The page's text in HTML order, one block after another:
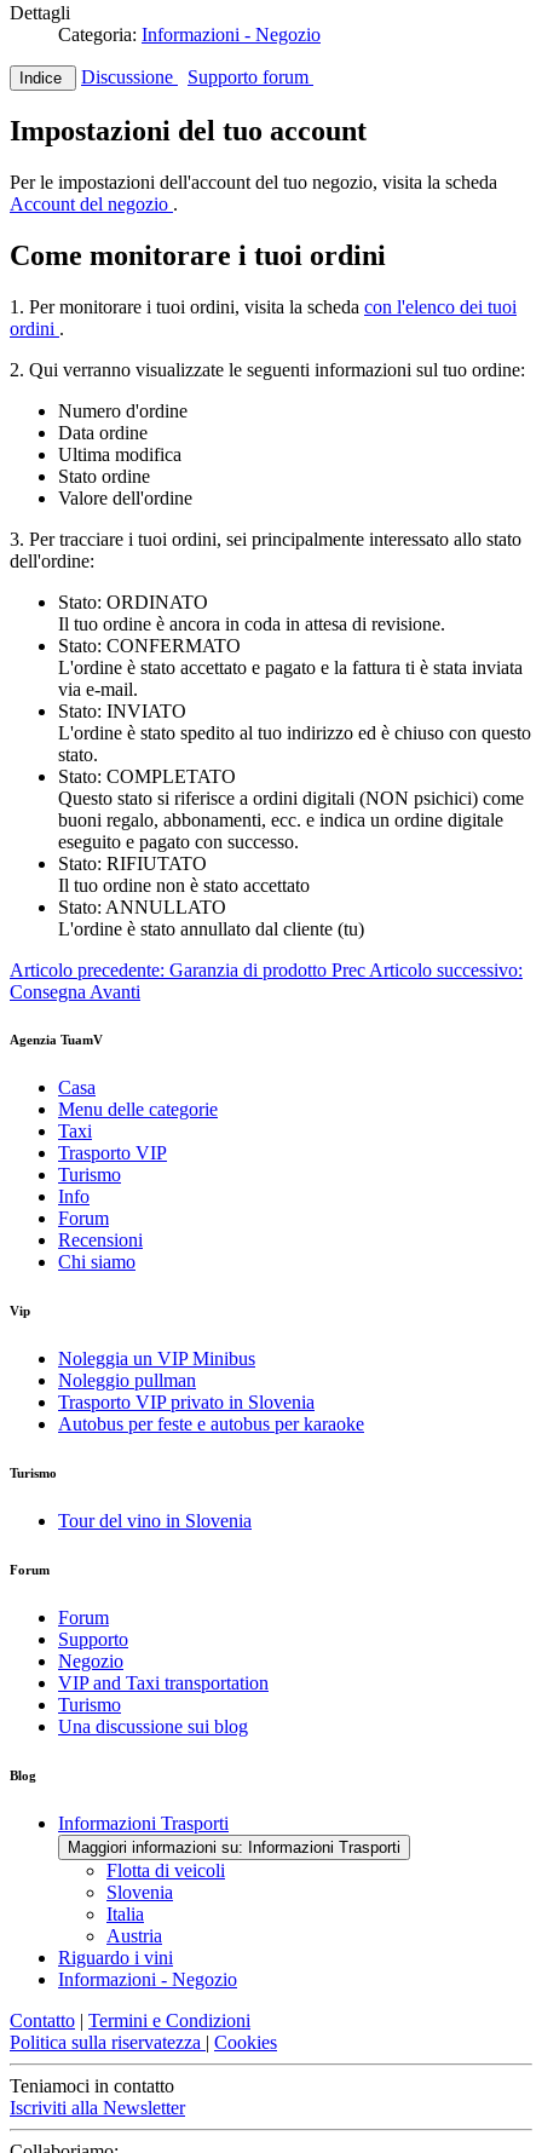
Dettagli
Categoria: Informazioni - Negozio
Indice Discussione Supporto forum
Impostazioni del tuo account
Per le impostazioni dell'account del tuo negozio, visita la scheda
Account del negozio .
Come monitorare i tuoi ordini
1. Per monitorare i tuoi ordini, visita la scheda con l'elenco dei tuoi
ordini .
2. Qui verranno visualizzate le seguenti informazioni sul tuo ordine:
Numero d'ordine
Data ordine
Ultima modifica
Stato ordine
Valore dell'ordine
3. Per tracciare i tuoi ordini, sei principalmente interessato allo stato
dell'ordine:
Stato: ORDINATO
Il tuo ordine è ancora in coda in attesa di revisione.
Stato: CONFERMATO
L'ordine è stato accettato e pagato e la fattura ti è stata inviata
via e-mail.
Stato: INVIATO
L'ordine è stato spedito al tuo indirizzo ed è chiuso con questo
stato.
Stato: COMPLETATO
Questo stato si riferisce a ordini digitali (NON psichici) come
buoni regalo, abbonamenti, ecc. e indica un ordine digitale
eseguito e pagato con successo.
Stato: RIFIUTATO
Il tuo ordine non è stato accettato
Stato: ANNULLATO
L'ordine è stato annullato dal cliente (tu)
Articolo precedente: Garanzia di prodotto Prec Articolo successivo:
Consegna Avanti
Agenzia TuamV
Casa
Menu delle categorie
Taxi
Trasporto VIP
Turismo
Info
Forum
Recensioni
Chi siamo
Vip
Noleggia un VIP Minibus
Noleggio pullman
Trasporto VIP privato in Slovenia
Autobus per feste e autobus per karaoke
Turismo
Tour del vino in Slovenia
Forum
Forum
Supporto
Negozio
VIP and Taxi transportation
Turismo
Una discussione sui blog
Blog
Informazioni Trasporti
Maggiori informazioni su: Informazioni Trasporti
Flotta di veicoli
Slovenia
Italia
Austria
Riguardo i vini
Informazioni - Negozio
Contatto | Termini e Condizioni
Politica sulla riservatezza | Cookies
Teniamoci in contatto
Iscriviti alla Newsletter